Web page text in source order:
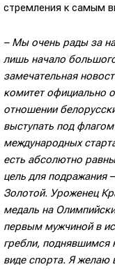
стремления к самым
– Мы очень рады за
лишь начало
замечательная
комитет официально
отношении
выступать под
международных
есть абсолютно
цель для подражания
Золотой. Уроженец
медаль на
первым мужчиной в
гребли, поднявшимся
виде спорта. Я желаю